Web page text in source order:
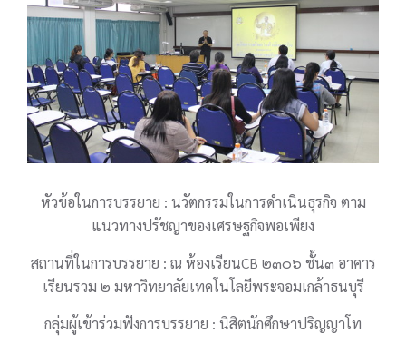
หัวข้อในการบรรยาย : นวัตกรรมในการดำเนินธุรกิจ ตาม
แนวทางปรัชญาของเศรษฐกิจพอเพียง
สถานที่ในการบรรยาย : ณ ห้องเรียนCB ๒๓๐๖ ชั้น๓ อาคาร
เรียนรวม ๒ มหาวิทยาลัยเทคโนโลยีพระจอมเกล้าธนบุรี
กลุ่มผู้เข้าร่วมฟังการบรรยาย : นิสิตนักศึกษาปริญญาโท